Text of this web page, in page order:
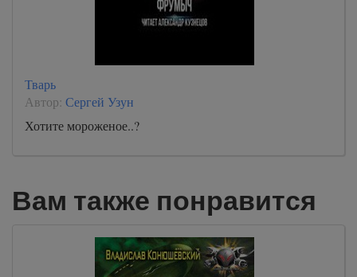
Тварь
Автор: Сергей Узун
Хотите мороженое..?
Вам также понравится